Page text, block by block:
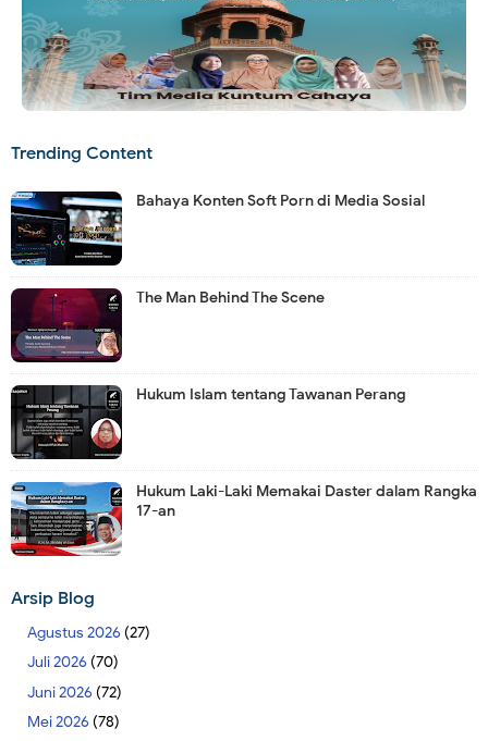
Trending Content
Bahaya Konten Soft Porn di Media Sosial
The Man Behind The Scene
Hukum Islam tentang Tawanan Perang
Hukum Laki-Laki Memakai Daster dalam Rangka
17-an
Arsip Blog
Agustus 2026 (27)
Juli 2026 (70)
Juni 2026 (72)
Mei 2026 (78)